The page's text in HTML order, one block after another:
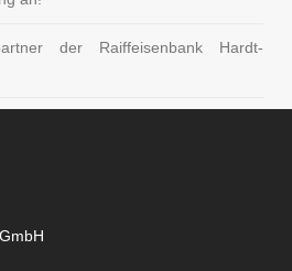
der Raiffeisenbank Hardt-